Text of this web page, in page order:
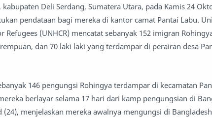
kabupaten Deli Serdang, Sumatera Utara, pada Kamis 24
pendataan bagi mereka di kantor camat Pantai Labu.
Refugees (UNHCR) mencatat sebanyak 152 imigran
dan 70 laki laki yang terdampar di perairan desa
146 pengungsi Rohingya terdampar di kecamatan
berlayar selama 17 hari dari kamp pengungsian di
(24), menjelaskan mereka awalnya mengungsi di